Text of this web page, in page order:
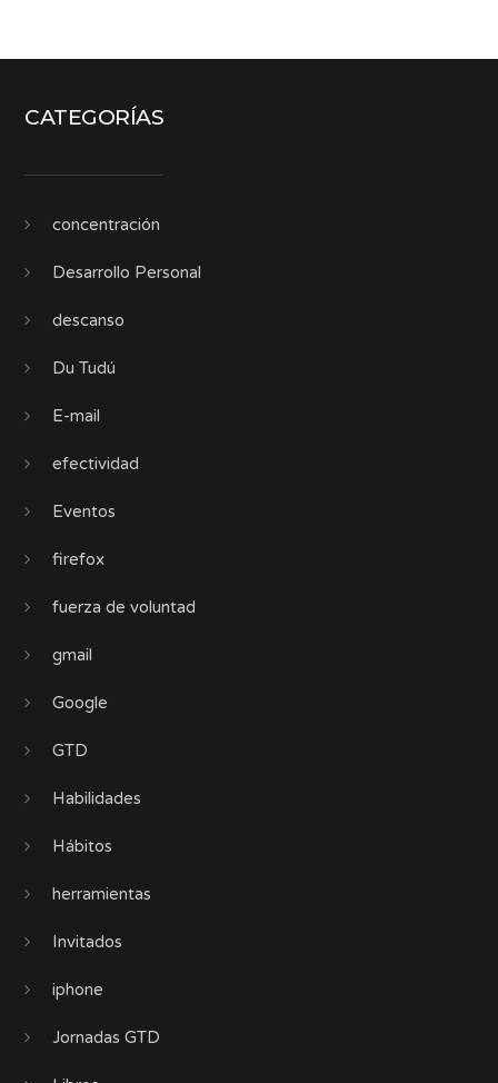
CATEGORÍAS
concentración
Desarrollo Personal
descanso
Du Tudú
E-mail
efectividad
Eventos
firefox
fuerza de voluntad
gmail
Google
GTD
Habilidades
Hábitos
herramientas
Invitados
iphone
Jornadas GTD